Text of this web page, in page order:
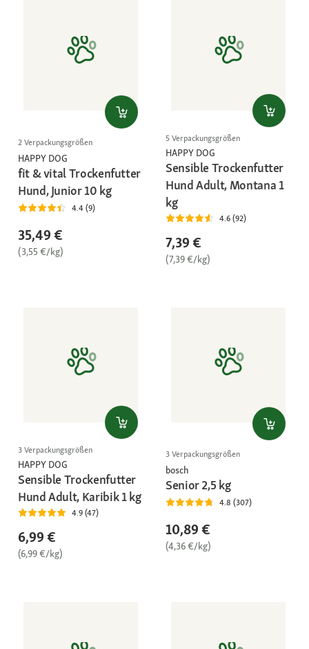
2 Verpackungsgrößen
HAPPY DOG
fit & vital Trockenfutter
Hund, Junior 10 kg
4.4 (9)
35,49 €
(3,55 €/kg)
5 Verpackungsgrößen
HAPPY DOG
Sensible Trockenfutter
Hund Adult, Montana 1
kg
4.6 (92)
7,39 €
(7,39 €/kg)
3 Verpackungsgrößen
HAPPY DOG
Sensible Trockenfutter
Hund Adult, Karibik 1 kg
4.9 (47)
6,99 €
(6,99 €/kg)
3 Verpackungsgrößen
bosch
Senior 2,5 kg
4.8 (307)
10,89 €
(4,36 €/kg)